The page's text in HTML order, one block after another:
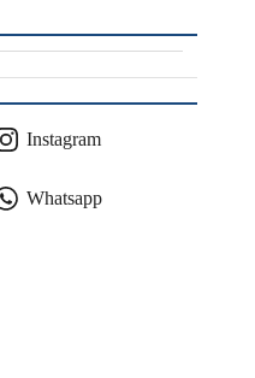
Instagram
Whatsapp